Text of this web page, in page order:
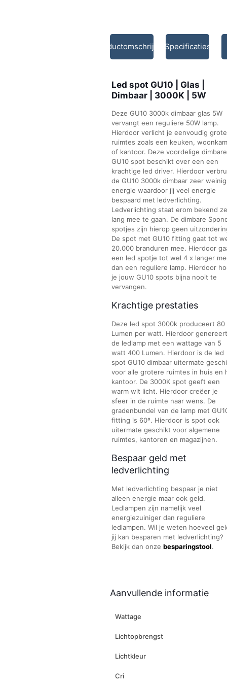
ProductomschrijvingSpecificaties
Led spot GU10 | Glas |
Dimbaar | 3000K | 5W
Deze GU10 3000k dimbaar glas 5W
vervangt een reguliere 50W lamp.
Hierdoor verlicht je eenvoudig
ruimtes zoals een keuken,
of kantoor. Deze voordelige dimbare
GU10 spot beschikt over een een
krachtige led driver. Hierdoor
de GU10 3000k dimbaar zeer weinig
energie waardoor jij veel energie
bespaard met ledverlichting.
Ledverlichting staat erom bekend
lang mee te gaan. De dimbare
spotjes zijn hierop geen
De spot met GU10 fitting gaat tot
20.000 branduren mee. Hierdoor
een led spotje tot wel 4 x langer
dan een reguliere lamp. Hierdoor
je jouw GU10 spots bijna nooit te
vervangen.
Krachtige prestaties
Deze led spot 3000k produceert 80
Lumen per watt. Hierdoor genereert
de ledlamp met een wattage van 5
watt 400 Lumen. Hierdoor is de led
spot GU10 dimbaar uitermate
voor alle grotere ruimtes in huis en
kantoor. De 3000K spot geeft een
warm wit licht. Hierdoor creëer je
sfeer in de ruimte naar wens. De
gradenbundel van de lamp met
fitting is 60º. Hierdoor is spot ook
uitermate geschikt voor algemene
ruimtes, kantoren en magazijnen.
Bespaar geld met
ledverlichting
Met ledverlichting bespaar je niet
alleen energie maar ook geld.
Ledlampen zijn namelijk veel
energiezuiniger dan reguliere
ledlampen. Wil je weten hoeveel
jij kan besparen met ledverlichting?
Bekijk dan onze besparingstool.
Aanvullende informatie
Wattage
Lichtopbrengst
Lichtkleur
Cri